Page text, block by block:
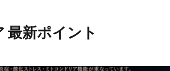
最新ポイント